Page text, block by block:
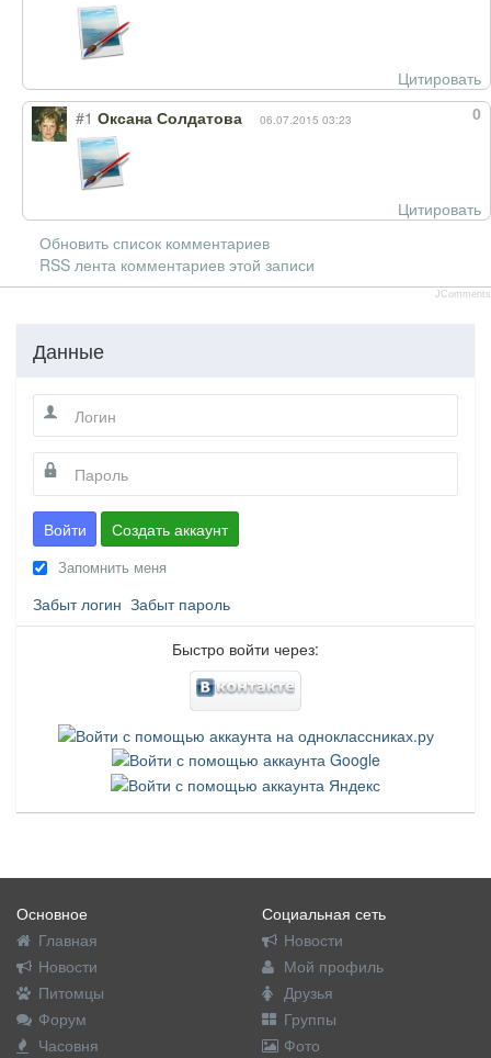
Цитировать
0
#1 Оксана Солдатова 06.07.2015 03:23
Цитировать
Обновить список комментариев
RSS лента комментариев этой записи
JComments
Данные
Войти Создать аккаунт
Запомнить меня
Забыт логин Забыт пароль
Быстро войти через:
Основное
Главная
Новости
Питомцы
Форум
Часовня
Социальная сеть
Новости
Мой профиль
Друзья
Группы
Фото